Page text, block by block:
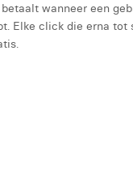
wanneer een
Elke click die erna